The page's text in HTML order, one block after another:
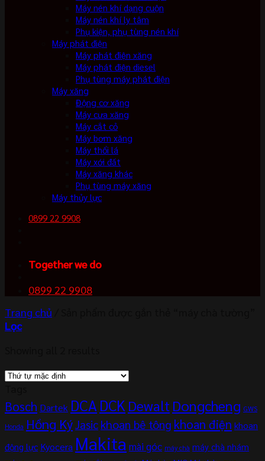
Máy nén khí dạng cuộn
Máy nén khí ly tâm
Phụ kiện, phụ tùng nén khí
Máy phát điện
Máy phát điện xăng
Máy phát điện diesel
Phụ tùng máy phát điện
Máy xăng
Động cơ xăng
Máy cưa xăng
Máy cắt cỏ
Máy bơm xăng
Máy thổi lá
Máy xới đất
Máy xăng khác
Phụ tùng máy xăng
Máy thủy lực
0899 22 9908
Together we do
0899 22 9908
Trang chủ
Lọc
Bosch Dartek DCA DCK Dewalt Dongcheng GWS
Honda Hồng Ký Jasic khoan bê tông khoan điện khoan
động lực Kyocera Makita mài góc máy chà máy chà nhám